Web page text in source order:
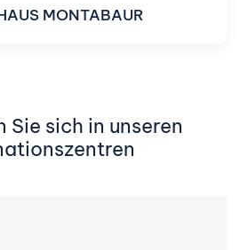
MONTABAUR
Sie sich in unseren